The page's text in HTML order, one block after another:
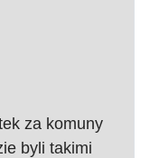
za komuny
byli takimi